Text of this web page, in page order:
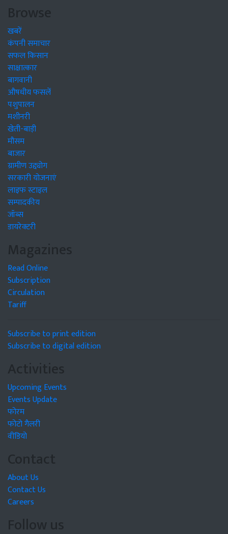
Browse
खबरें
कंपनी समाचार
सफल किसान
साक्षात्कार
बागवानी
औषधीय फसलें
पशुपालन
मशीनरी
खेती-बाड़ी
मौसम
बाजार
ग्रामीण उद्द्योग
सरकारी योजनाएं
लाइफ स्टाइल
सम्पादकीय
जॉब्स
डायरेक्टरी
Magazines
Read Online
Subscription
Circulation
Tariff
Subscribe to print edition
Subscribe to digital edition
Activities
Upcoming Events
Events Update
फोरम
फोटो गैलरी
वीडियो
Contact
About Us
Contact Us
Careers
Follow us